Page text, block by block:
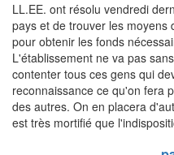
LL.EE. ont résolu vendredi
pays et de trouver les moyens
pour obtenir les fonds
L'établissement ne va pas
contenter tous ces gens qui
reconnaissance ce qu'on fera
des autres. On en placera
est très mortifié que